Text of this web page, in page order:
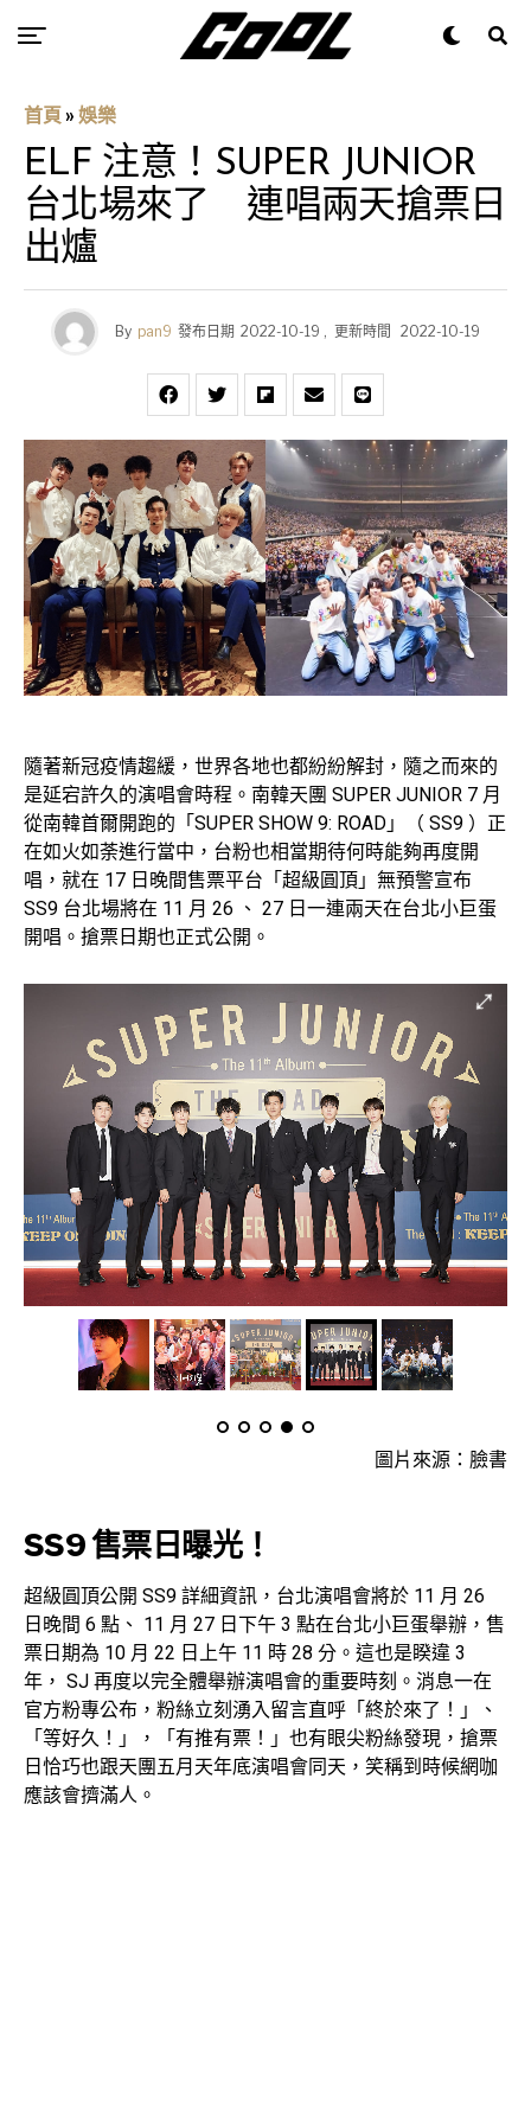
首頁 » 娛樂
ELF 注意！SUPER JUNIOR
台北場來了 連唱兩天搶票日
出爐
By pan9 發布日期 2022-10-19 , 更新時間 2022-10-19
隨著新冠疫情趨緩，世界各地也都紛紛解封，隨之而來的
是延宕許久的演唱會時程。南韓天團 SUPER JUNIOR 7 月
從南韓首爾開跑的「SUPER SHOW 9: ROAD」（ SS9 ）正
在如火如荼進行當中，台粉也相當期待何時能夠再度開
唱，就在 17 日晚間售票平台「超級圓頂」無預警宣布
SS9 台北場將在 11 月 26 、 27 日一連兩天在台北小巨蛋
開唱。搶票日期也正式公開。
圖片來源：臉書
SS9 售票日曝光！
超級圓頂公開 SS9 詳細資訊，台北演唱會將於 11 月 26
日晚間 6 點、 11 月 27 日下午 3 點在台北小巨蛋舉辦，售
票日期為 10 月 22 日上午 11 時 28 分。這也是睽違 3
年， SJ 再度以完全體舉辦演唱會的重要時刻。消息一在
官方粉專公布，粉絲立刻湧入留言直呼「終於來了！」、
「等好久！」，「有推有票！」也有眼尖粉絲發現，搶票
日恰巧也跟天團五月天年底演唱會同天，笑稱到時候網咖
應該會擠滿人。